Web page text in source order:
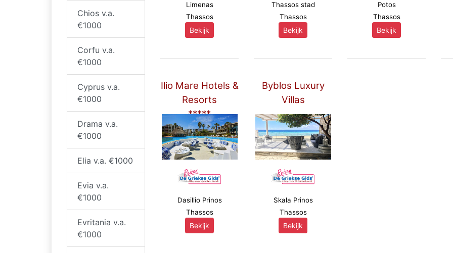
Chios v.a.
€1000
Corfu v.a.
€1000
Cyprus v.a.
€1000
Drama v.a.
€1000
Elia v.a. €1000
Evia v.a.
€1000
Evritania v.a.
€1000
Limenas
Thassos
Bekijk
Thassos stad
Thassos
Bekijk
Potos
Thassos
Bekijk
Ilio Mare Hotels &
Resorts
*****
Dasillio Prinos
Thassos
Bekijk
Byblos Luxury
Villas
Skala Prinos
Thassos
Bekijk